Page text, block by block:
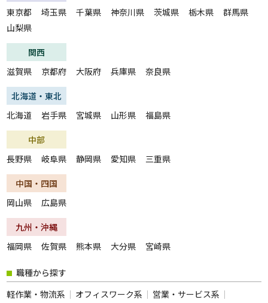
東京都
埼玉県 千葉県 神奈川県 茨城県 栃木県
群馬県
山梨県
関西
滋賀県
京都府 大阪府 兵庫県 奈良県
北海道・東北
北海道
岩手県 宮城県 山形県 福島県
中部
長野県
岐阜県 静岡県 愛知県 三重県
中国・四国
岡山県
広島県
九州・沖縄
福岡県
佐賀県 熊本県 大分県 宮崎県
職種から探す
軽作業・物流系
オフィスワーク系
営業・サービス系